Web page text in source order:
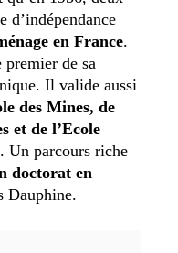
d’indépendance
en France.
de sa
Il valide aussi
des Mines, de
et de l’Ecole
. Un parcours riche
doctorat en
Dauphine.